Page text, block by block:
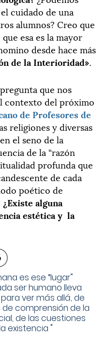
cuidado de una
alumnos? Creo que
esa es la mayor
desde hace más
de la Interioridad».
que nos
contexto del próximo
de Profesores de
religiones y diversas
el seno de la
de la “razón
profunda que
de cada
poético de
¿Existe alguna
estética y la
es ese “lugar”
ser humano lleva
ver más allá, de
comprensión de la
de las cuestiones
existencia "